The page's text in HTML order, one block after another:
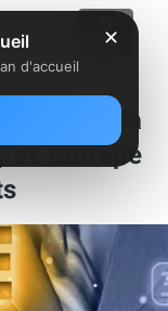
prend la
et rattrape
✕
d'accueil